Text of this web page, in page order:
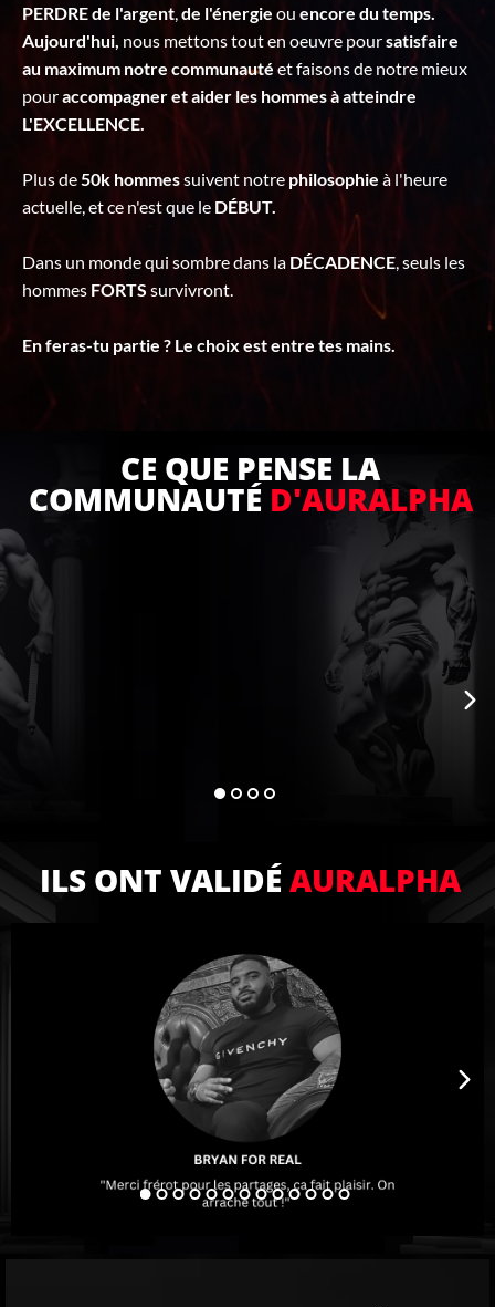
PERDRE de l'argent de l'énergie ou encore du temps.
Aujourd'hui, nous mettons tout en oeuvre poursatisfaire
au maximum notre communauté et faisons de notre mieux
pouraccompagner et aider les hommes à atteindre
L'EXCELLENCE.
Plus de 50k hommessuivent notre philosophie à l'heure
actuelle, et ce n'est que le DÉBUT.
Dans un monde qui sombre dans la DÉCADENCE , seuls les
hommes FORTS survivront.
En feras-tu partie ? Le choix est entre tes mains.
CE QUE PENSE LA
COMMUNAUTÉ D'AURALPHA
ILS ONT VALIDÉ AURALPHA